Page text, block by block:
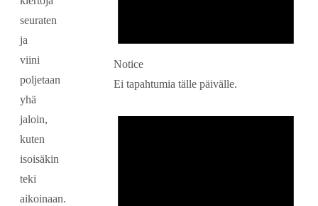
seuraten
ja
viini
poljetaan
yhä
jaloin,
kuten
isoisäkin
teki
aikoinaan.
Notice
Ei tapahtumia tälle päivälle.